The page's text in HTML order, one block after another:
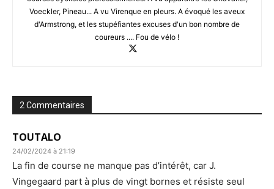
Voeckler, Pineau... A vu Virenque en pleurs. A évoqué les aveux
d'Armstrong, et les stupéfiantes excuses d'un bon nombre de
coureurs .... Fou de vélo !
2 Commentaires
TOUTALO
24/02/2024 à 21:19
La fin de course ne manque pas d’intérêt, car J.
Vingegaard part à plus de vingt bornes et résiste seul